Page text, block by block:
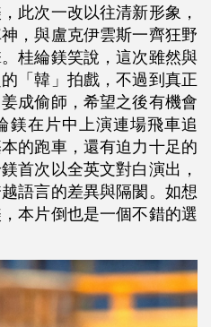
此次一改以往清新形象，
，與盧克伊雲斯一齊狂野
桂綸鎂笑說，這次雖然與
「韓」拍戲，不過到真正
成偷師，希望之後有機會
鎂在片中上演連場飛車追
的跑車，還有迫力十足的
首次以全英文對白演出，
語言的差異與隔閡。如想
本片倒也是一個不錯的選